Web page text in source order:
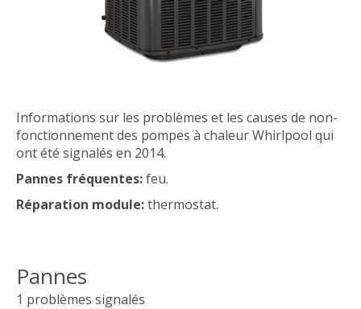
Informations sur les problèmes et les causes de non-
fonctionnement des pompes à chaleur Whirlpool qui
ont été signalés en 2014.
Pannes fréquentes:feu.
Réparation module:thermostat.
Pannes
1 problèmes signalés